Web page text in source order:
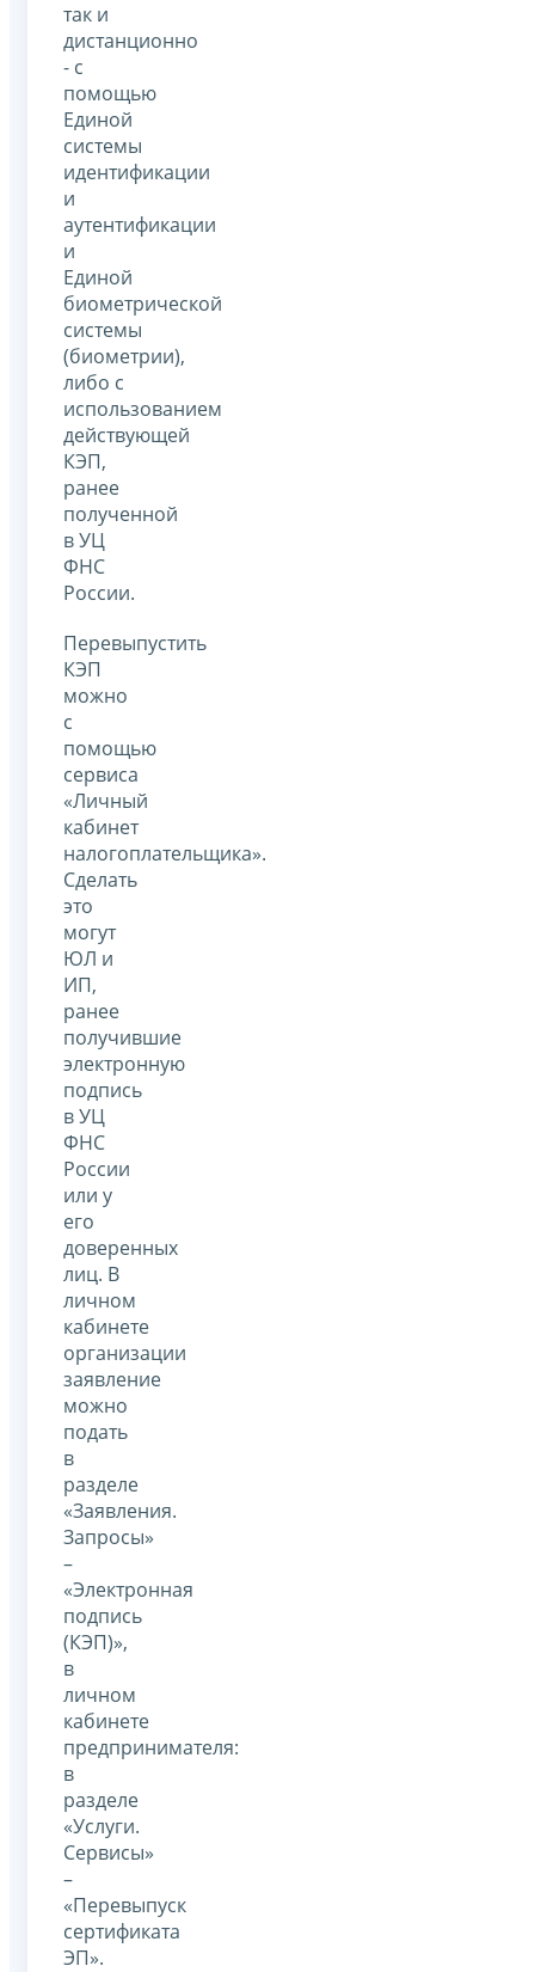
так и
дистанционно
- с
помощью
Единой
системы
идентификации
и
аутентификации
и
Единой
биометрической
системы
(биометрии),
либо с
использованием
действующей
КЭП,
ранее
полученной
в УЦ
ФНС
России.
Перевыпустить
КЭП
можно
с
помощью
сервиса
«Личный
кабинет
налогоплательщика».
Сделать
это
могут
ЮЛ и
ИП,
ранее
получившие
электронную
подпись
в УЦ
ФНС
России
или у
его
доверенных
лиц. В
личном
кабинете
организации
заявление
можно
подать
в
разделе
«Заявления.
Запросы»
–
«Электронная
подпись
(КЭП)»,
в
личном
кабинете
предпринимателя:
в
разделе
«Услуги.
Сервисы»
–
«Перевыпуск
сертификата
ЭП».